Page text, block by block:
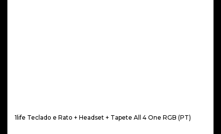
1life Teclado e Rato + Headset + Tapete All 4 One RGB (PT)